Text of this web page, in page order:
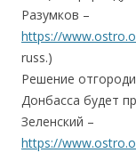
Разумков –
https://
russ.)
Решение
Донбасса будет
Зеленский –
https://